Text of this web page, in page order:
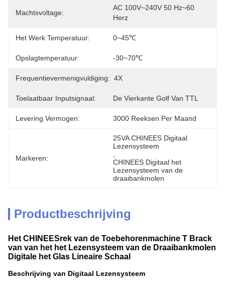
Machtsvoltage:
AC 100V~240V 50 Hz~60
Herz
Het Werk Temperatuur: 0~45℃
Opslagtemperatuur: -30~70℃
Frequentievermenigvuldiging: 4X
Toelaatbaar Inputsignaal: De Vierkante Golf Van TTL
Levering Vermogen: 3000 Reeksen Per Maand
Markeren:
25VA CHINEES Digitaal
Lezensysteem
CHINEES Digitaal het
Lezensysteem van de
draaibankmolen
Productbeschrijving
Het CHINEESrek van de Toebehorenmachine T Brack
van van het het Lezensysteem van de Draaibankmolen
Digitale het Glas Lineaire Schaal
Beschrijving van Digitaal Lezensysteem